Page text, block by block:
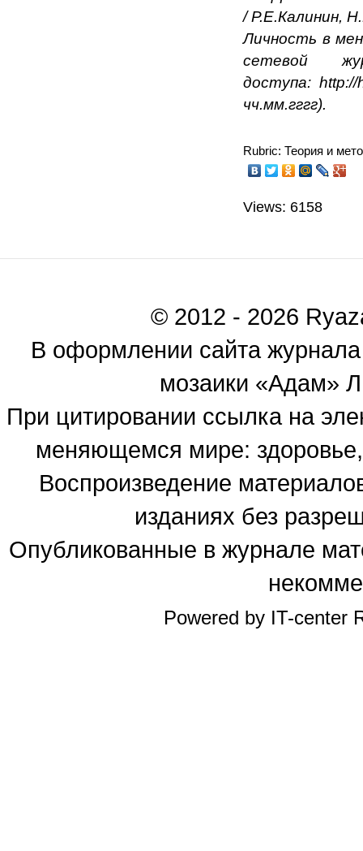
/Р.Е.Калинин,
Личность в
доступа: http://
чч.мм.гггг).
Rubric: Теория и
Views: 6158
© 2012 - 2026
В оформлении сайта
мозаики «Адам»
При цитировании ссылка на
меняющемся мире: здоровье,
Воспроизведение
изданиях без
Опубликованные в журнале
Powered by IT-center